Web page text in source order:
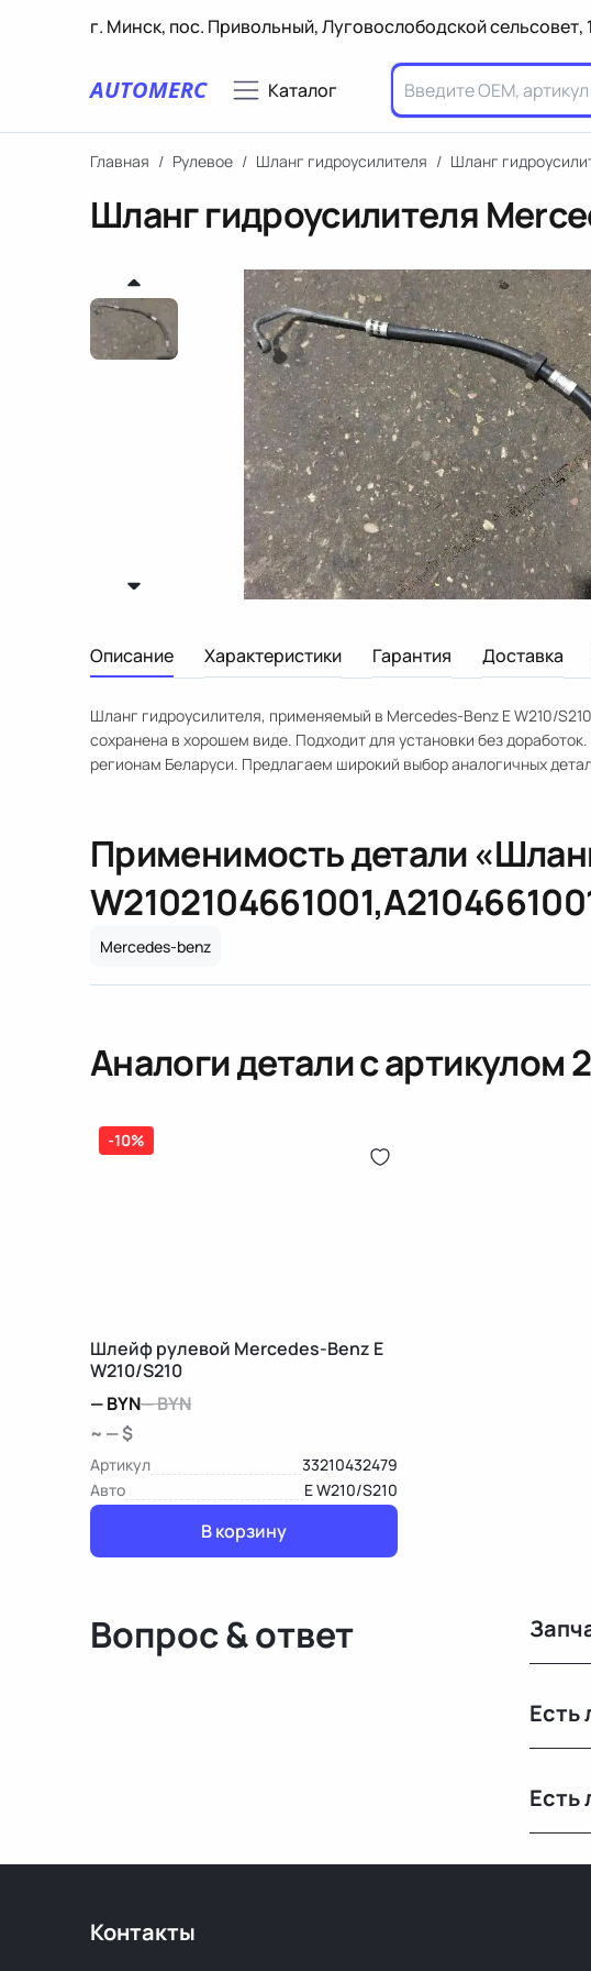
г. Минск, пос. Привольный, Луговослободской сельсовет,
AUTOMERC Каталог
Главная / Рулевое / Шланг гидроусилителя / Шланг
Шланг гидроусилителя
Описание Характеристики Гарантия Доставка
Шланг гидроусилителя, применяемый в Mercedes-Benz E W210/
сохранена в хорошем виде. Подходит для установки без
регионам Беларуси. Предлагаем широкий выбор аналогичных
Применимость детали «
W210
Mercedes-benz
Аналоги детали с артикулом
-10%
Шлейф рулевой Mercedes-Benz E
W210/S210
—BYN—BYN
~ — $
Артикул
33210432479
Авто
E W210/S210
В корзину
Вопрос & ответ
Есть
Есть
Контакты